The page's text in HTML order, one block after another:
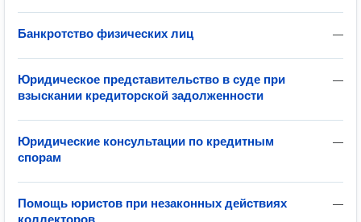
—
Банкротство физических лиц
—
Юридическое представительство в суде при
взыскании кредиторской задолженности
—
Юридические консультации по кредитным
спорам
—
Помощь юристов при незаконных действиях
коллекторов